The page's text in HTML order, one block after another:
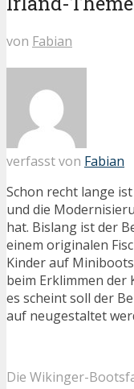
von Fabian
verfasst von Fabian
Schon recht lange
und die
hat. Bislang ist der
einem originalen
Kinder auf
beim Erklimmen der
es scheint soll der
auf neugestaltet
Die Wikinger-